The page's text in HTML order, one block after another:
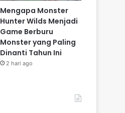
Mengapa Monster
Hunter Wilds Menjadi
Game Berburu
Monster yang Paling
Dinanti Tahun Ini
2 hari ago